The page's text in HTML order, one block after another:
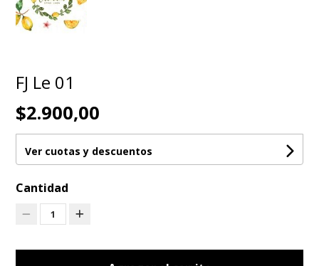
FJ Le 01
$2.900,00
Ver cuotas y descuentos
Cantidad
1